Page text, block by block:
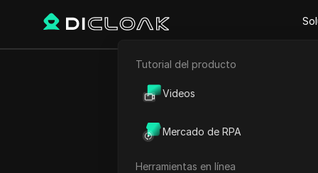
Comercio electrónico
Tutorial del producto
Videos
Mercado de RPA
Herramientas en línea
Proveedor de servicios
de vanguardia